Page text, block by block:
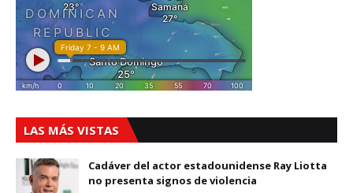
LAS MÁS VISTAS
Cadáver del actor estadounidense Ray Liotta
no presenta signos de violencia